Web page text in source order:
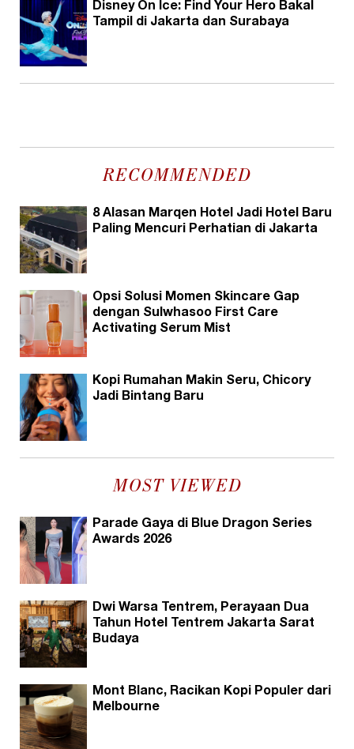
Disney On Ice: Find Your Hero Bakal
Tampil di Jakarta dan Surabaya
RECOMMENDED
8 Alasan Marqen Hotel Jadi Hotel Baru
Paling Mencuri Perhatian di Jakarta
Opsi Solusi Momen Skincare Gap
dengan Sulwhasoo First Care
Activating Serum Mist
Kopi Rumahan Makin Seru, Chicory
Jadi Bintang Baru
MOST VIEWED
Parade Gaya di Blue Dragon Series
Awards 2026
Dwi Warsa Tentrem, Perayaan Dua
Tahun Hotel Tentrem Jakarta Sarat
Budaya
Mont Blanc, Racikan Kopi Populer dari
Melbourne